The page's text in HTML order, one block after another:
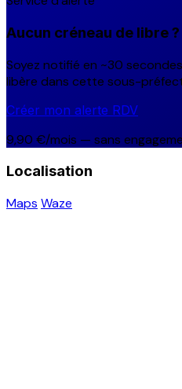
Aucun créneau de libre ?
Soyez notifié en ~30
libère dans cette sous-
Créer mon alerte RDV
9,90 €/mois — sans
Localisation
Maps Waze